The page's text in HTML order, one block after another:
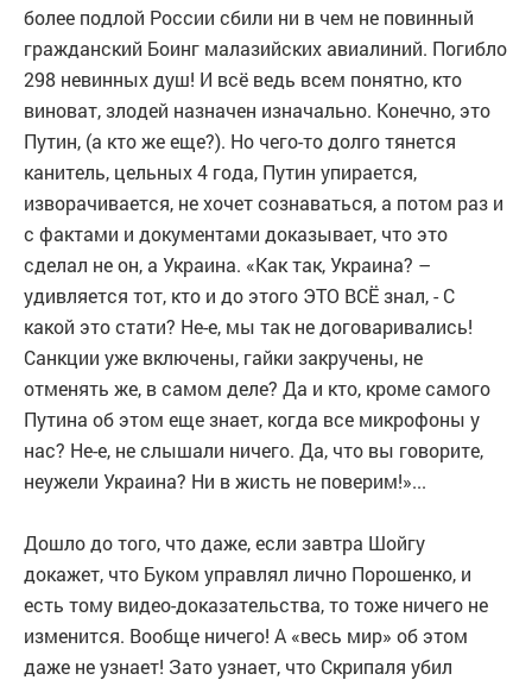
более подлой России сбили ни в чем не повинный
гражданский Боинг малазийских авиалиний. Погибло
298 невинных душ! И всё ведь всем понятно, кто
виноват, злодей назначен изначально. Конечно, это
Путин, (а кто же еще?). Но чего-то долго тянется
канитель, цельных 4 года, Путин упирается,
изворачивается, не хочет сознаваться, а потом раз и
с фактами и документами доказывает, что это
сделал не он, а Украина. «Как так, Украина? –
удивляется тот, кто и до этого ЭТО ВСЁ знал, - С
какой это стати? Не-е, мы так не договаривались!
Санкции уже включены, гайки закручены, не
отменять же, в самом деле? Да и кто, кроме самого
Путина об этом еще знает, когда все микрофоны у
нас? Не-е, не слышали ничего. Да, что вы говорите,
неужели Украина? Ни в жисть не поверим!»...
Дошло до того, что даже, если завтра Шойгу
докажет, что Буком управлял лично Порошенко, и
есть тому видео-доказательства, то тоже ничего не
изменится. Вообще ничего! А «весь мир» об этом
даже не узнает! Зато узнает, что Скрипаля убил